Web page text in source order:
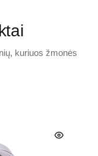
kuriuos žmonės